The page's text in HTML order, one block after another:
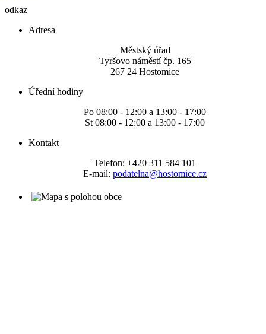
odkaz
Adresa
Městský úřad
Tyršovo náměstí čp. 165
267 24 Hostomice
Úřední hodiny
Po 08:00 - 12:00 a 13:00 - 17:00
St 08:00 - 12:00 a 13:00 - 17:00
Kontakt
Telefon: +420 311 584 101
E-mail: podatelna@hostomice.cz